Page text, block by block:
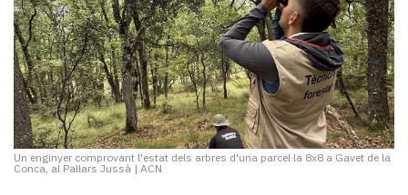
Un enginyer comprovant l'estat dels arbres d'una parcel·la 8x8 a Gavet de la
Conca, al Pallars Jussà | ACN